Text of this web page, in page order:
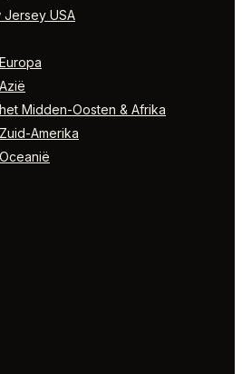
Jersey USA
Midden-Oosten & Afrika
Amerika